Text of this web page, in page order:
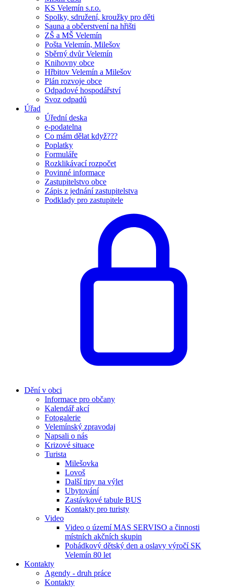
KS Velemín s.r.o.
Spolky, sdružení, kroužky pro děti
Sauna a občerstvení na hřišti
ZŠ a MŠ Velemín
Pošta Velemín, Milešov
Sběrný dvůr Velemín
Knihovny obce
Hřbitov Velemín a Milešov
Plán rozvoje obce
Odpadové hospodářství
Svoz odpadů
Úřad
Úřední deska
e-podatelna
Co mám dělat když???
Poplatky
Formuláře
Rozklikávací rozpočet
Povinné informace
Zastupitelstvo obce
Zápis z jednání zastupitelstva
Podklady pro zastupitele
Dění v obci
Informace pro občany
Kalendář akcí
Fotogalerie
Velemínský zpravodaj
Napsali o nás
Krizové situace
Turista
Milešovka
Lovoš
Další tipy na výlet
Ubytování
Zastávkové tabule BUS
Kontakty pro turisty
Video
Video o území MAS SERVISO a činnosti
místních akčních skupin
Pohádkový dětský den a oslavy výročí SK
Velemín 80 let
Kontakty
Agendy - druh práce
Kontakty